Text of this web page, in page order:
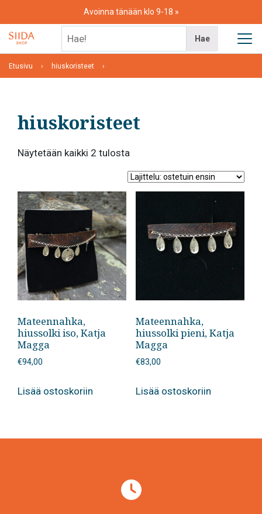
content
Avoinna tänään klo 9-18
Hae
Etusivu hiuskoristeet
hiuskoristeet
Näytetään kaikki 2 tulosta
ensin
Mateennahka,
hiussolki iso, Katja
Magga
€94,00
Lisää ostoskoriin
Mateennahka,
hiussolki pieni, Katja
Magga
€83,00
Lisää ostoskoriin